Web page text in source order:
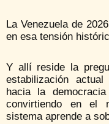
La Venezuela de
en esa tensión
Y allí reside la
estabilización
hacia la
convirtiendo en el
sistema aprende a